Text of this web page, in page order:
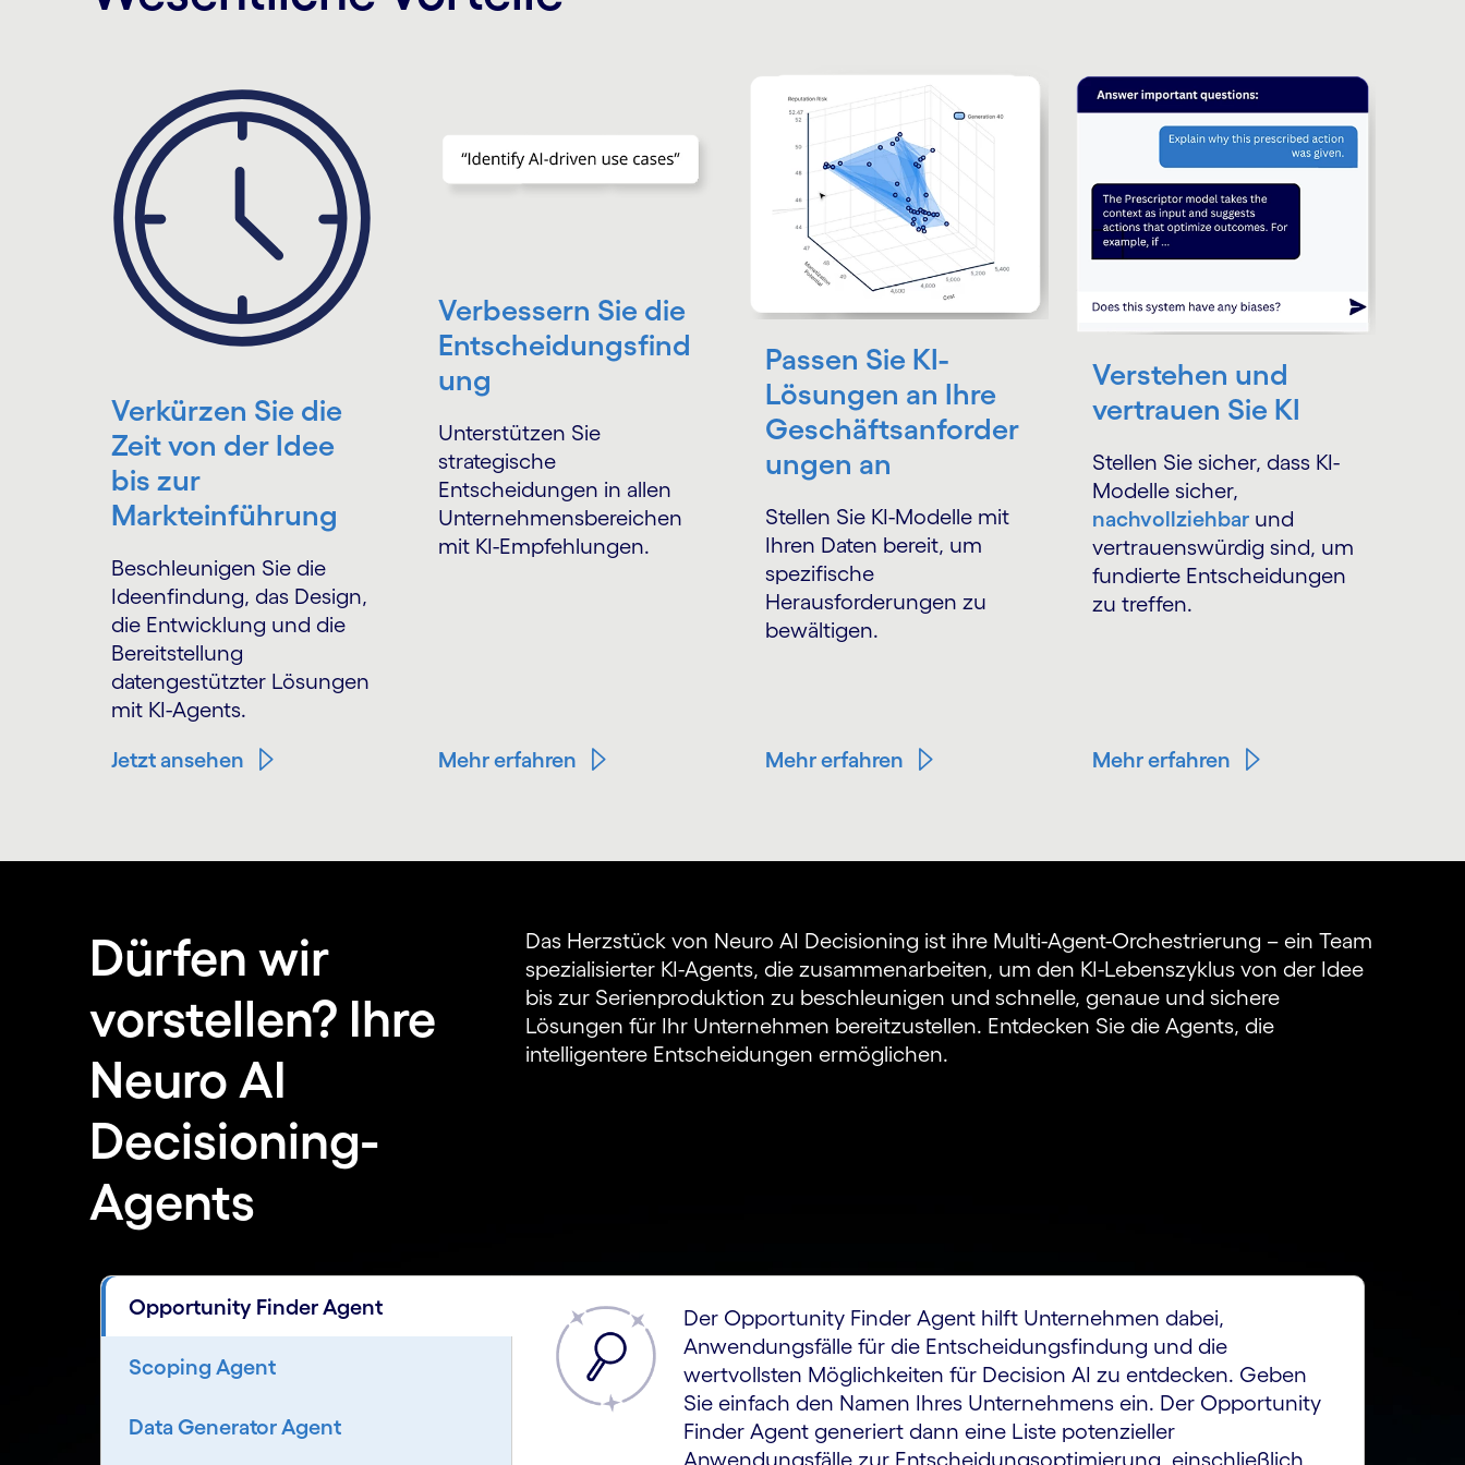
Verkürzen Sie die
Zeit von der Idee
bis zur
Markteinführung
Beschleunigen Sie die
Ideenfindung, das Design,
die Entwicklung und die
Bereitstellung
datengestützter Lösungen
mit KI-Agents.
Jetzt ansehen
Verbessern Sie die
Entscheidungsfind
ung
Unterstützen Sie
strategische
Entscheidungen in allen
Unternehmensbereichen
mit KI-Empfehlungen.
Mehr erfahren
Passen Sie KI-
Lösungen an Ihre
Geschäftsanforder
ungen an
Stellen Sie KI-Modelle mit
Ihren Daten bereit, um
spezifische
Herausforderungen zu
bewältigen.
Mehr erfahren
Verstehen und
vertrauen Sie KI
Stellen Sie sicher, dass KI-
Modelle sicher,
nachvollziehbar und
vertrauenswürdig sind, um
fundierte Entscheidungen
zu treffen.
Mehr erfahren
Dürfen wir
vorstellen? Ihre
Neuro AI
Decisioning-
Agents
Das Herzstück von Neuro AI Decisioning ist ihre Multi-Agent-Orchestrierung – ein Team
spezialisierter KI-Agents, die zusammenarbeiten, um den KI-Lebenszyklus von der Idee
bis zur Serienproduktion zu beschleunigen und schnelle, genaue und sichere
Lösungen für Ihr Unternehmen bereitzustellen. Entdecken Sie die Agents, die
intelligentere Entscheidungen ermöglichen.
Opportunity Finder Agent
Scoping Agent
Data Generator Agent
Der Opportunity Finder Agent hilft Unternehmen dabei,
Anwendungsfälle für die Entscheidungsfindung und die
wertvollsten Möglichkeiten für Decision AI zu entdecken. Geben
Sie einfach den Namen Ihres Unternehmens ein. Der Opportunity
Finder Agent generiert dann eine Liste potenzieller
Anwendungsfälle zur Entscheidungsoptimierung, einschließlich